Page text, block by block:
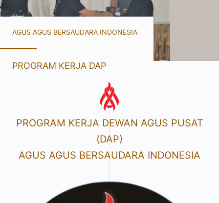
AGUS AGUS BERSAUDARA INDONESIA
PROGRAM KERJA DAP
PROGRAM KERJA DEWAN AGUS PUSAT
(DAP)
AGUS AGUS BERSAUDARA INDONESIA